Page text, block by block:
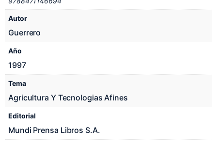
Autor
Guerrero
Año
1997
Tema
Agricultura Y Tecnologias Afines
Editorial
Mundi Prensa Libros S.A.